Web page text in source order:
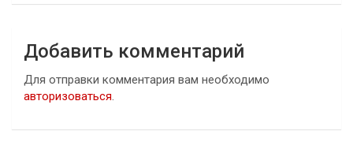
Добавить комментарий
Для отправки комментария вам необходимо
авторизоваться.